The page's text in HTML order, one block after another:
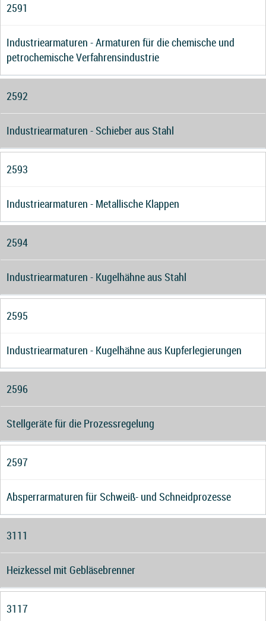
2591
Industriearmaturen - Armaturen für die chemische und
petrochemische Verfahrensindustrie
2592
Industriearmaturen - Schieber aus Stahl
2593
Industriearmaturen - Metallische Klappen
2594
Industriearmaturen - Kugelhähne aus Stahl
2595
Industriearmaturen - Kugelhähne aus Kupferlegierungen
2596
Stellgeräte für die Prozessregelung
2597
Absperrarmaturen für Schweiß- und Schneidprozesse
3111
Heizkessel mit Gebläsebrenner
3117